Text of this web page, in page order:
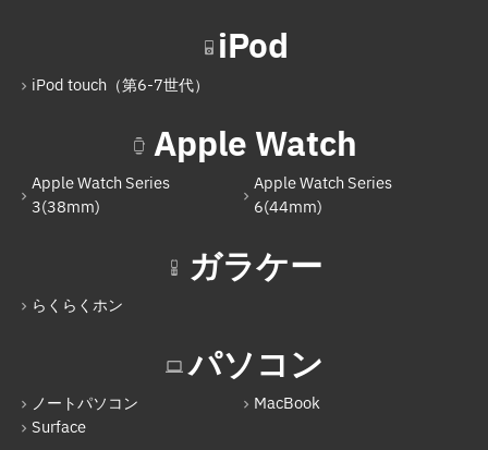
iPad mini（第6世代）
iPad（第9世代）
iPad Air（第5世代）
iPad Pro 11インチ（第4世代）
iPad（第10世代）
Nintendo Switch
Nintendo Switch（有機ELモデル）
iPod touch（第6-7世代）
iPod
iPod touch（第6-7世代）
Apple Watch
Apple Watch Series
3(38mm)
Apple Watch Series
6(44mm)
ガラケー
らくらくホン
パソコン
ノートパソコン
MacBook
Surface